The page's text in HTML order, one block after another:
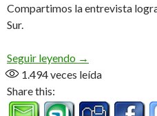
Compartimos la entrevista
Sur.
Seguir leyendo «Gracias a
→
1.494veces leída
Share this: